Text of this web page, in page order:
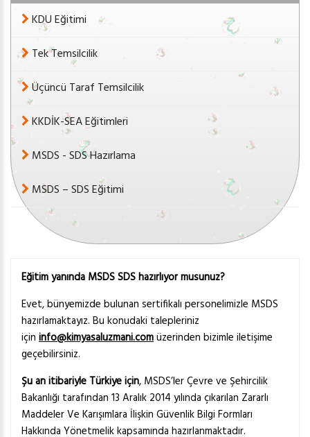
KDU Eğitimi
Tek Temsilcilik
Üçüncü Taraf Temsilcilik
KKDİK-SEA Eğitimleri
MSDS - SDS Hazırlama
MSDS – SDS Eğitimi
Eğitim yanında MSDS SDS hazırlıyor musunuz?
Evet, bünyemizde bulunan sertifikalı personelimizle MSDS
hazırlamaktayız. Bu konudaki talepleriniz
için info@kimyasaluzmani.comüzerinden bizimle iletişime
geçebilirsiniz.
Şu an itibariyle Türkiye için, MSDS’ler Çevre ve Şehircilik
Bakanlığı tarafından 13 Aralık 2014 yılında çıkarılan Zararlı
Maddeler Ve Karışımlara İlişkin Güvenlik Bilgi Formları
Hakkında Yönetmelik kapsamında hazırlanmaktadır.